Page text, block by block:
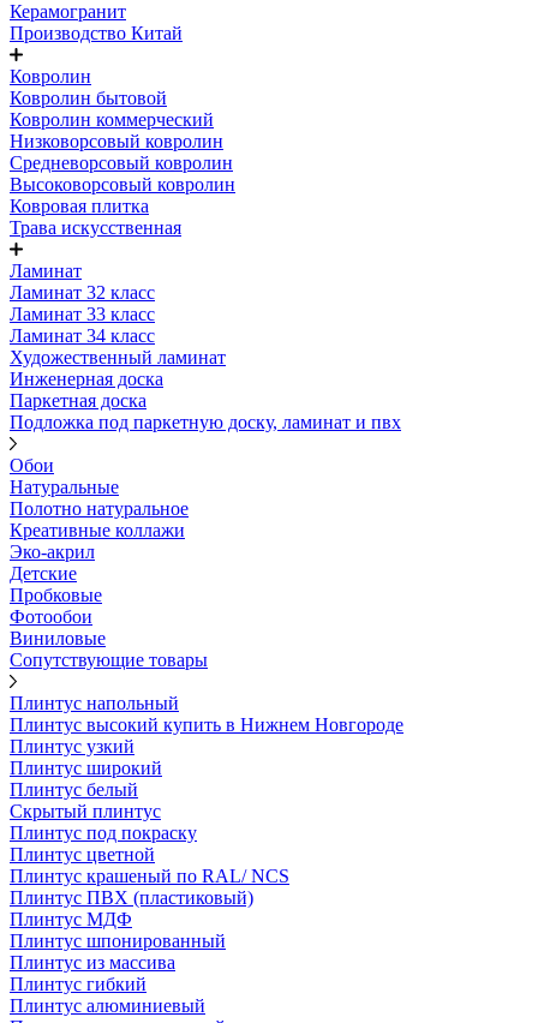
Керамогранит
Производство Китай
Ковролин
Ковролин бытовой
Ковролин коммерческий
Низковорсовый ковролин
Средневорсовый ковролин
Высоковорсовый ковролин
Ковровая плитка
Трава искусственная
Ламинат
Ламинат 32 класс
Ламинат 33 класс
Ламинат 34 класс
Художественный ламинат
Инженерная доска
Паркетная доска
Подложка под паркетную доску, ламинат и пвх
Обои
Натуральные
Полотно натуральное
Креативные коллажи
Эко-акрил
Детские
Пробковые
Фотообои
Виниловые
Сопутствующие товары
Плинтус напольный
Плинтус высокий купить в Нижнем Новгороде
Плинтус узкий
Плинтус широкий
Плинтус белый
Скрытый плинтус
Плинтус под покраску
Плинтус цветной
Плинтус крашеный по RAL/ NCS
Плинтус ПВХ (пластиковый)
Плинтус МДФ
Плинтус шпонированный
Плинтус из массива
Плинтус гибкий
Плинтус алюминиевый